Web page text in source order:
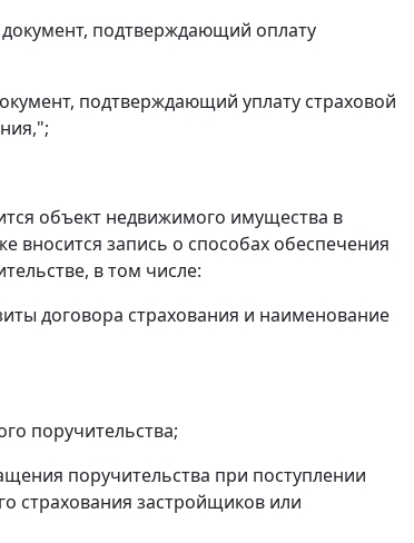
подтверждающий оплату
подтверждающий уплату страховой
объект недвижимого имущества в
вносится запись о способах обеспечения
в том числе:
договора страхования и наименование
поручительства;
поручительства при поступлении
страхования застройщиков или